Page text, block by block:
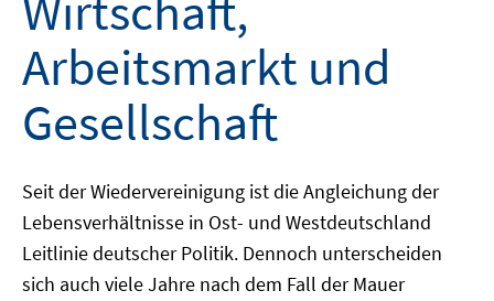
Arbeitsmarkt und
Gesellschaft
Seit der Wiedervereinigung ist die Angleichung der
Lebensverhältnisse in Ost- und Westdeutschland
Leitlinie deutscher Politik. Dennoch unterscheiden
sich auch viele Jahre nach dem Fall der Mauer